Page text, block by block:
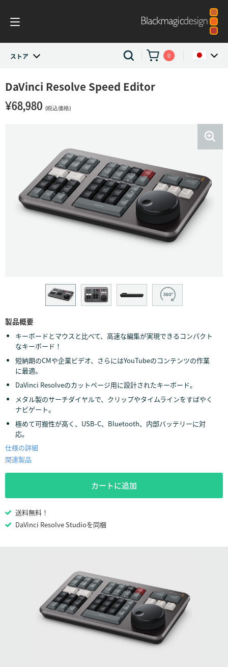
0
ストア
Argentina
Australia
Canada
China
Denmark
Germany
Hong Kong SAR, China
Italy
Mexico
Norway
Poland
South Africa
Spain
ストア
DaVinci Resolve and Fusion
DaVinci Resolve Speed Editor
DaVinci Resolve Speed Editor
¥68,980 (税込価格)
製品概要
キーボードとマウスと比べて、高速な編集が実現できるコンパクト
なキーボード！
短納期のCMや企業ビデオ、さらにはYouTubeのコンテンツの作業
に最適。
DaVinci Resolveのカットページ用に設計されたキーボード。
メタル製のサーチダイヤルで、クリップやタイムラインをすばやく
ナビゲート。
極めて可搬性が高く、USB-C、Bluetooth、内部バッテリーに対
応。
仕様の詳細
関連製品
カートに追加
送料無料！
DaVinci Resolve Studioを同梱